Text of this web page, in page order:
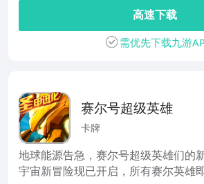
高速下载
需优先下载九游
赛尔号超级英雄
卡牌
地球能源告急，赛尔号超级英雄们的
宇宙新冒险现已开启，所有赛尔英雄